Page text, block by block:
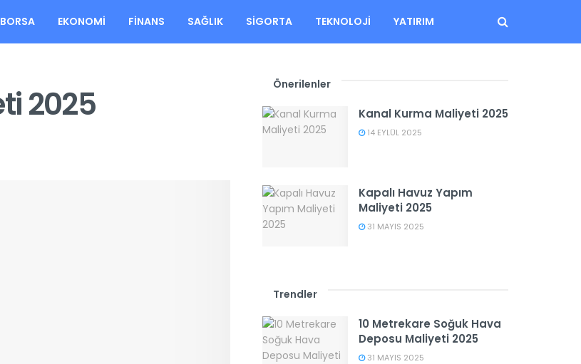
BORSA EKONOMI FINANS SAĞLIK SIGORTA TEKNOLOJI YATIRIM
2025 Önerilenler
Kanal Kurma Maliyeti 2025
14 EYLÜL 2025
Kapalı Havuz Yapım
Maliyeti 2025
31 MAYIS 2025
Trendler
10 Metrekare Soğuk Hava
Deposu Maliyeti 2025
31 MAYIS 2025